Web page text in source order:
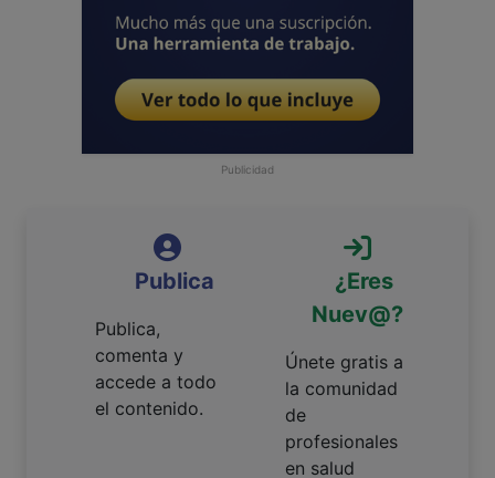
Publicidad
Publica
Publica,
comenta y
accede a todo
el contenido.
¿Eres
Nuev@?
Únete gratis a
la comunidad
de
profesionales
en salud